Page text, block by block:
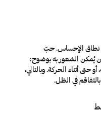
نطاق الإحساس. حبّ
يُمكن الشعور به بوضوح:
حتى أثناء الحركة. وبالتالي،
في الظل.